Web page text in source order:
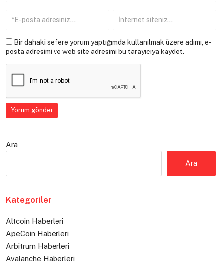
Bir dahaki sefere yorum yaptığımda kullanılmak üzere adımı, e-
posta adresimi ve web site adresimi bu tarayıcıya kaydet.
Ara
Ara
Kategoriler
Altcoin Haberleri
ApeCoin Haberleri
Arbitrum Haberleri
Avalanche Haberleri